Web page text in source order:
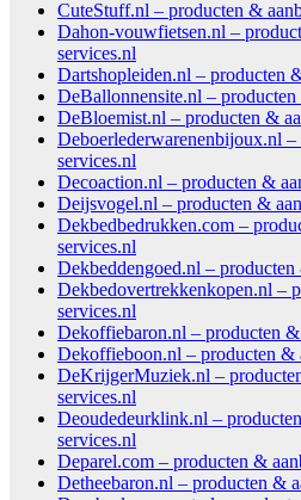
CuteStuff.nl – producten &
Dahon-vouwfietsen.nl –
services.nl
Dartshopleiden.nl – producten
DeBallonnensite.nl –
DeBloemist.nl – producten &
Deboerlederwarenenbijoux.nl
services.nl
Decoaction.nl – producten &
Deijsvogel.nl – producten &
Dekbedbedrukken.com –
services.nl
Dekbeddengoed.nl –
Dekbedovertrekkenkopen.nl –
services.nl
Dekoffiebaron.nl – producten
Dekoffieboon.nl – producten &
DeKrijgerMuziek.nl –
services.nl
Deoudedeurklink.nl –
services.nl
Deparel.com – producten &
Detheebaron.nl – producten &